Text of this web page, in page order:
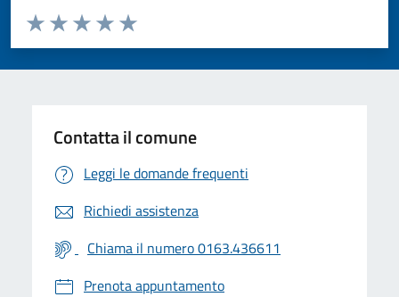
Valuta da 1 a 5 stelle la pagina
Valuta 5 stelle su 5
Valuta 4 stelle su 5
Valuta 3 stelle su 5
Valuta 2 stelle su 5
Valuta 1 stelle su 5
Contatta il comune
Leggi le domande frequenti
Richiedi assistenza
Chiama il numero 0163.436611
Prenota appuntamento